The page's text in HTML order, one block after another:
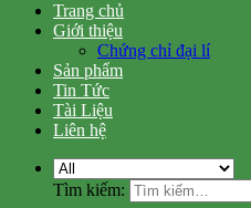
Trang chủ
Giới thiệu
Chứng chỉ đại lí
Sản phẩm
Tin Tức
Tài Liệu
Liên hệ
Tìm kiếm: